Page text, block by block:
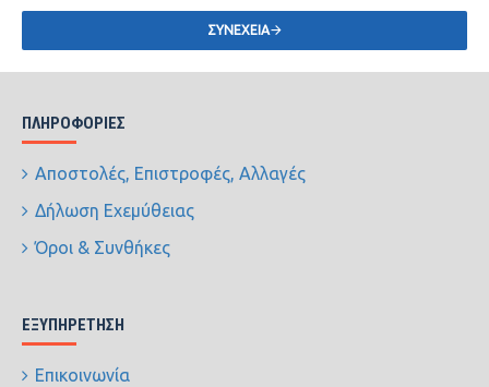
ΣΥΝΈΧΕΙΑ
ΠΛΗΡΟΦΟΡΊΕΣ
Αποστολές, Επιστροφές, Αλλαγές
Δήλωση Εχεμύθειας
Όροι & Συνθήκες
ΕΞΥΠΗΡΈΤΗΣΗ
Επικοινωνία